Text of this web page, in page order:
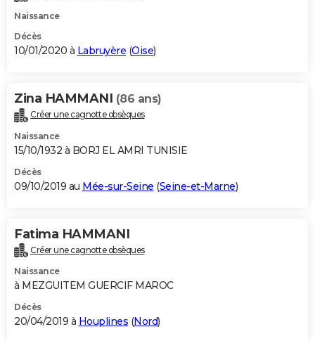
Naissance
Décès
10/01/2020 à Labruyère (Oise)
Zina HAMMANI (86 ans)
Créer une cagnotte obsèques
Naissance
15/10/1932 à BORJ EL AMRI TUNISIE
Décès
09/10/2019 au Mée-sur-Seine (Seine-et-Marne)
Fatima HAMMANI
Créer une cagnotte obsèques
Naissance
à MEZGUITEM GUERCIF MAROC
Décès
20/04/2019 à Houplines (Nord)